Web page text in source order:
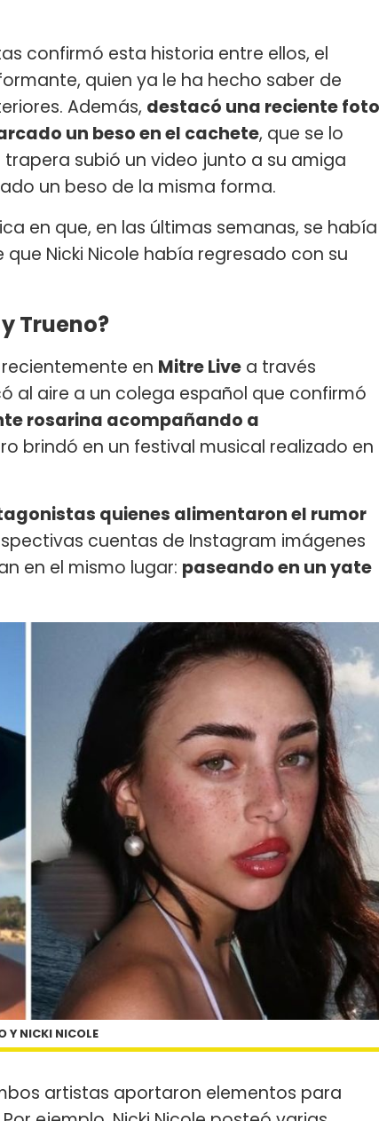
confirmó esta historia entre ellos, el
quien ya le ha hecho saber de
Además, destacó una reciente foto
un beso en el cachete, que se lo
subió un video junto a su amiga
un beso de la misma forma.
en que, en las últimas semanas, se había
Nicki Nicole había regresado con su
Trueno?
en Mitre Live a través
al aire a un colega español que confirmó
rosarina acompañando a
brindó en un festival musical realizado en
quienes alimentaron el rumor
cuentas de Instagram imágenes
en el mismo lugar: paseando en un yate
Y NICKI NICOLE
artistas aportaron elementos para